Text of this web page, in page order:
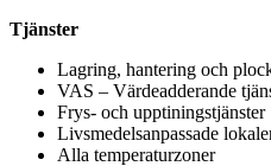
Tjänster
Lagring, hantering och
VAS – Värdeadderande
Frys- och upptiningstjänster
Livsmedelsanpassade
Alla temperaturzoner